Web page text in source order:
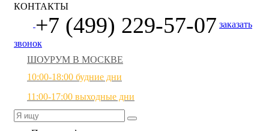
КОНТАКТЫ
+7 (499) 229-57-07 заказать
звонок
ШОУРУМ В МОСКВЕ
10:00-18:00 будние дни
11:00-17:00 выходные дни